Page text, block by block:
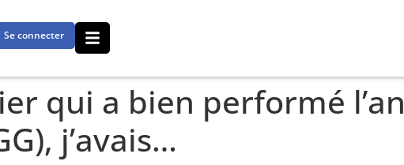
Se connecter
qui a bien performé l’an
j’avais…